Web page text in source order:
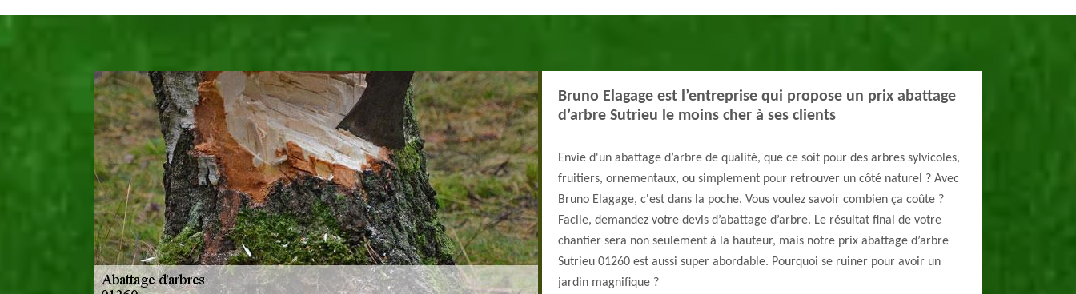
Bruno Elagage est l’entreprise qui propose un prix abattage
d’arbre Sutrieu le moins cher à ses clients
Envie d'un abattage d’arbre de qualité, que ce soit pour des arbres sylvicoles,
fruitiers, ornementaux, ou simplement pour retrouver un côté naturel ? Avec
Bruno Elagage, c'est dans la poche. Vous voulez savoir combien ça coûte ?
Facile, demandez votre devis d’abattage d’arbre. Le résultat final de votre
chantier sera non seulement à la hauteur, mais notre prix abattage d’arbre
Sutrieu 01260 est aussi super abordable. Pourquoi se ruiner pour avoir un
jardin magnifique ?